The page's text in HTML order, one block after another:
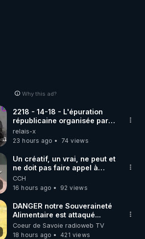
Why this ad?
2218 - 14-18 - L'épuration
républicaine organisée par
les frères de la truelle
relais-x
23 hours ago
74 views
Un créatif, un vrai, ne peut et
ne doit pas faire appel à
l'intelligence artificielle
CCH
16 hours ago
92 views
DANGER notre Souveraineté
Alimentaire est attaqué...
Coeur de Savoie radioweb TV
18 hours ago
421 views